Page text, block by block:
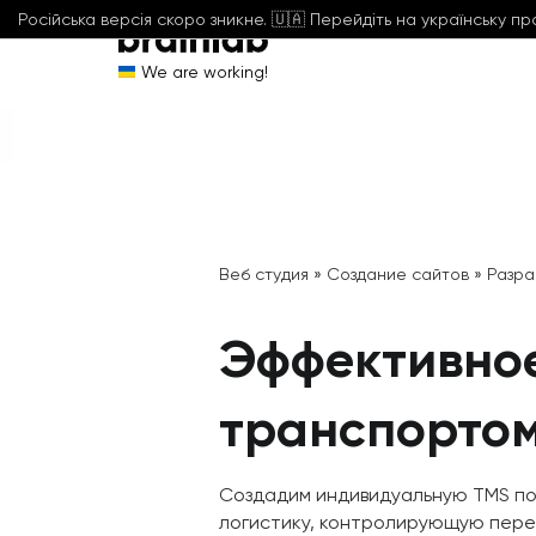
Російська версія скоро зникне. 🇺🇦 Перейдіть на українську
We are working!
Веб студия » Создание сайтов »
Создадим индивидуальную TMS
логистику, контролирующую